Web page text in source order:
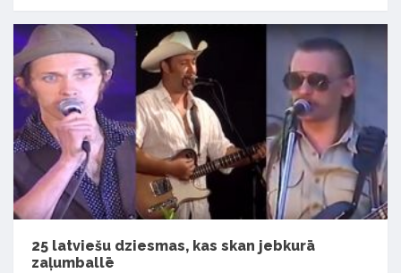
25 latviešu dziesmas, kas skan jebkurā
zaļumballē